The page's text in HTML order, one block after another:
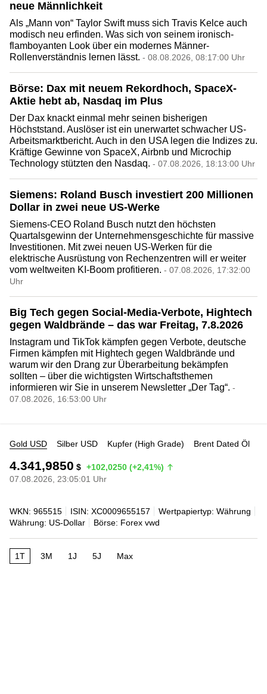
neue Männlichkeit
Als „Mann von“ Taylor Swift muss sich Travis Kelce auch
modisch neu erfinden. Was sich von seinem ironisch-
flamboyanten Look über ein modernes Männer-
Rollenverständnis lernen lässt. - 08.08.2026, 08:17:00 Uhr
Börse: Dax mit neuem Rekordhoch, SpaceX-
Aktie hebt ab, Nasdaq im Plus
Der Dax knackt einmal mehr seinen bisherigen
Höchststand. Auslöser ist ein unerwartet schwacher US-
Arbeitsmarktbericht. Auch in den USA legen die Indizes zu.
Kräftige Gewinne von SpaceX, Airbnb und Microchip
Technology stützten den Nasdaq. - 07.08.2026, 18:13:00 Uhr
Siemens: Roland Busch investiert 200 Millionen
Dollar in zwei neue US-Werke
Siemens-CEO Roland Busch nutzt den höchsten
Quartalsgewinn der Unternehmensgeschichte für massive
Investitionen. Mit zwei neuen US-Werken für die
elektrische Ausrüstung von Rechenzentren will er weiter
vom weltweiten KI-Boom profitieren. - 07.08.2026, 17:32:00
Uhr
Big Tech gegen Social-Media-Verbote, Hightech
gegen Waldbrände – das war Freitag, 7.8.2026
Instagram und TikTok kämpfen gegen Verbote, deutsche
Firmen kämpfen mit Hightech gegen Waldbrände und
warum wir den Drang zur Überarbeitung bekämpfen
sollten – über die wichtigsten Wirtschaftsthemen
informieren wir Sie in unserem Newsletter „Der Tag“. -
07.08.2026, 16:53:00 Uhr
Gold USD Silber USD Kupfer (High Grade) Brent Dated Öl
4.341,9850 $ +102,0250 (+2,41%)
07.08.2026, 23:05:01 Uhr
WKN: 965515 ISIN: XC0009655157
Wertpapiertyp: Währung
Währung: US-Dollar
Börse: Forex vwd
1T 3M 1J 5J Max